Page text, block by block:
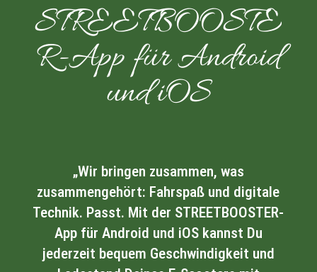
STREETBOOSTE
R-App für Android
und iOS
„Wir bringen zusammen, was
zusammengehört: Fahrspaß und digitale
Technik. Passt. Mit der STREETBOOSTER-
App für Android und iOS kannst Du
jederzeit bequem Geschwindigkeit und